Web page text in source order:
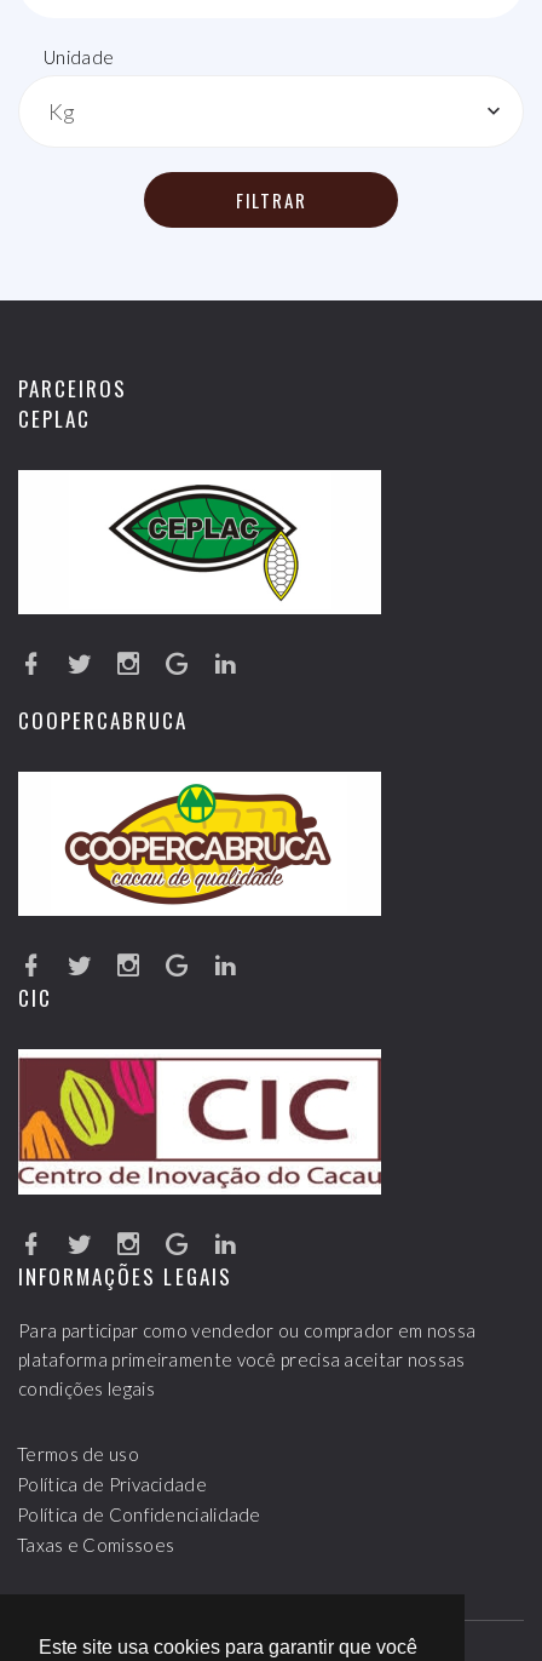
Este site usa cookies para garantir que você
Unidade
Kg
FILTRAR
PARCEIROS
CEPLAC
COOPERCABRUCA
CIC
INFORMAÇÕES LEGAIS
Para participar como vendedor ou comprador em nossa
plataforma primeiramente você precisa aceitar nossas
condições legais
Termos de uso
Política de Privacidade
Política de Confidencialidade
Taxas e Comissoes